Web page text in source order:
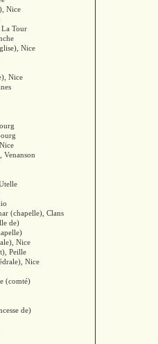
Nice
La Tour
Nice
Nice
Venanson
(chapelle), Clans
de)
Nice
Peille
Nice
(comté)
de)